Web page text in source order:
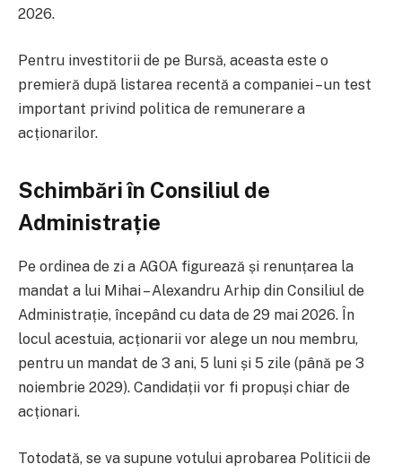
2026.
Pentru investitorii de pe Bursă, aceasta este o
premieră după listarea recentă a companiei – un test
important privind politica de remunerare a
acționarilor.
Schimbări în Consiliul de
Administrație
Pe ordinea de zi a AGOA figurează și renunțarea la
mandat a lui Mihai – Alexandru Arhip din Consiliul de
Administrație, începând cu data de 29 mai 2026. În
locul acestuia, acționarii vor alege un nou membru,
pentru un mandat de 3 ani, 5 luni și 5 zile (până pe 3
noiembrie 2029). Candidații vor fi propuși chiar de
acționari.
Totodată, se va supune votului aprobarea Politicii de